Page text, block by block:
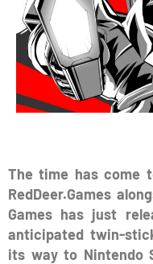
The time has come
RedDeer.Games
Games has just
anticipated twin-
its way to Nintendo